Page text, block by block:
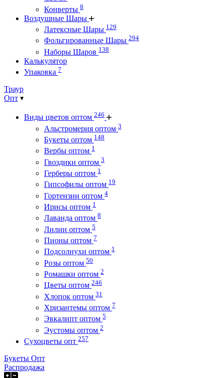
Конверты 8
Воздушные Шары
Латексные Шары 129
Фольгированные Шары 294
Наборы Шаров 138
Калькулятор
Упаковка 7
Траур
Опт
Виды цветов оптом 246
Альстромерия оптом 3
Букеты оптом 148
Вербы оптом 1
Гвоздики оптом 3
Герберы оптом 1
Гипсофилы оптом 19
Гортензии оптом 4
Ирисы оптом 1
Лаванда оптом 8
Лилии оптом 5
Пионы оптом 7
Подсолнухи оптом 1
Розы оптом 50
Ромашки оптом 2
Цветы оптом 246
Хлопок оптом 31
Хризантемы оптом 7
Эвкалипт оптом 5
Эустомы оптом 2
Сухоцветы опт 257
Букеты Опт
Распродажа